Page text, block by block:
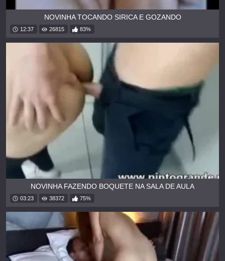
NOVINHA TOCANDO SIRICA E GOZANDO
12:37 26815 83%
NOVINHA FAZENDO BOQUETE NA SALA DE AULA
03:23 38372 75%